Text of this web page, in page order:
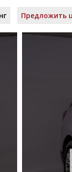
Предложить